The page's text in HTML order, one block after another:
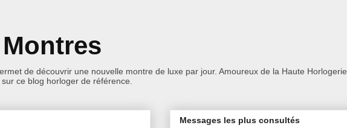
de découvrir une nouvelle montre de luxe par jour. Amoureux de la Haute Horlogerie,
ce blog horloger de référence.
Messages les plus consultés